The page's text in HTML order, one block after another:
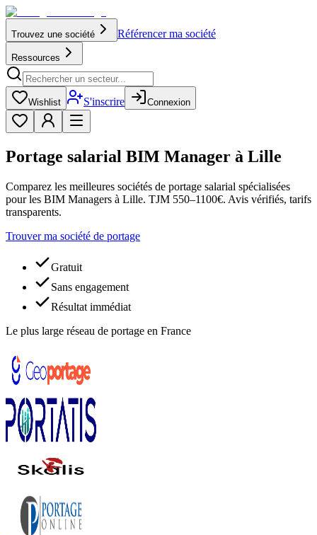
Trouvez une société Référencer ma société
Ressources
Wishlist S'inscrire Connexion
Portage salarial BIM Manager à Lille
Comparez les meilleures sociétés de portage salarial spécialisées
pour les BIM Managers à Lille. TJM 550–1100€. Avis vérifiés, tarifs
transparents.
Trouver ma société de portage
Gratuit
Sans engagement
Résultat immédiat
Le plus large réseau de portage en France